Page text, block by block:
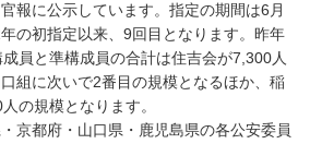
報に公示しています。指定の期間は6月
の初指定以来、9回目となります。昨年
員と準構成員の合計は住吉会が7,300人
組に次いで2番目の規模となるほか、稲
の規模となります。
京都府・山口県・鹿児島県の各公安委員